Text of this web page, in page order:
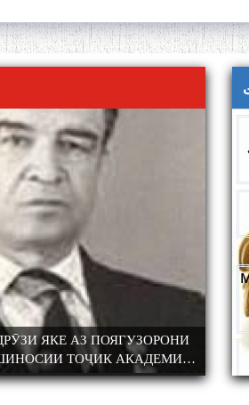
ЯКЕ АЗ ПОЯГУЗОРОНИ
ТОҶИК АКАДЕМИК
САД СОЛ ПУР ШУД.